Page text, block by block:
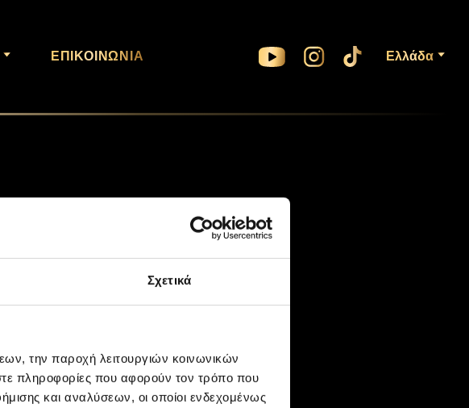
Σχετικά
την παροχή λειτουργιών κοινωνικών
πληροφορίες που αφορούν τον τρόπο που
και αναλύσεων, οι οποίοι ενδεχομένως
Ελλάδα
ΕΠΙΚΟΙΝΩΝΊΑ
3